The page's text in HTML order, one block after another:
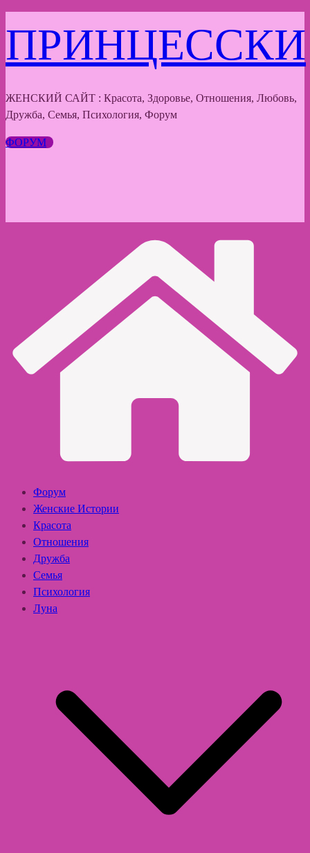
к
содержимому
ПРИНЦЕССКИ
ЖЕНСКИЙ САЙТ : Красота, Здоровье, Отношения, Любовь,
Дружба, Семья, Психология, Форум
ФОРУМ
Форум
Женские Истории
Красота
Отношения
Дружба
Семья
Психология
Луна